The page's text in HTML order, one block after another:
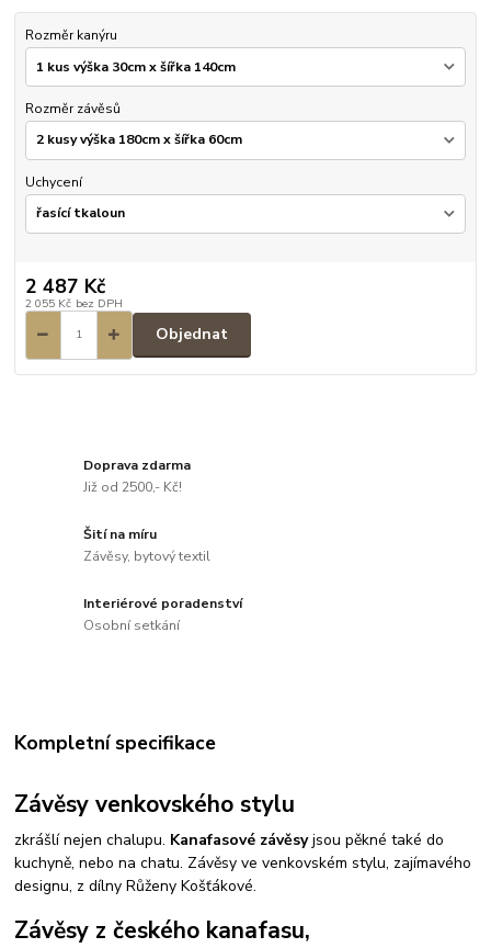
Rozměr kanýru
Rozměr závěsů
Uchycení
2 487 Kč
2 055 Kč bez DPH
Objednat
Doprava zdarma
Již od 2500,- Kč!
Šití na míru
Závěsy, bytový textil
Interiérové poradenství
Osobní setkání
Kompletní specifikace
Závěsy venkovského stylu
zkrášlí nejen chalupu. Kanafasové závěsyjsou pěkné také do
kuchyně, nebo na chatu. Závěsy ve venkovském stylu, zajímavého
designu, z dílny Růženy Košťákové.
Závěsy z českého kanafasu,